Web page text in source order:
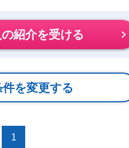
紹介を受ける
を変更する
1